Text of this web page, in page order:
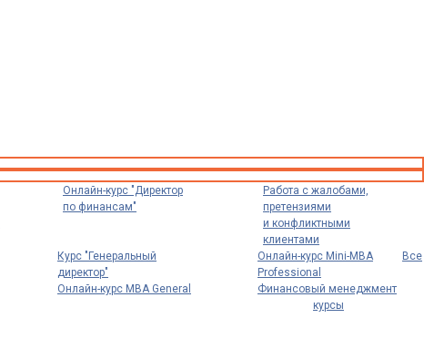
Онлайн-курс "Директор
по финансам"
Работа с жалобами,
претензиями
и конфликтными
клиентами
Курс "Генеральный
директор"
Онлайн-курс Mini-MBA
Professional
Онлайн-курс MBA General
Финансовый менеджмент
Все
курсы